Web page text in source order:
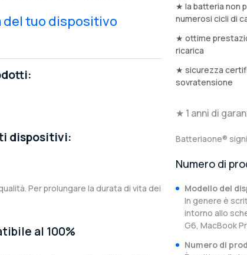
tuo dispositivo
dispositivi:
Per prolungare la durata di vita dei
al 100%
★ la batteria non
numerosi cicli di
★ ottime
ricarica
★ sicurezza
sovratensione
★ 1 anni di
Batteriaone®
Numero di
Modello del
In genere è
intorno allo
G6, MacBook
Numero di